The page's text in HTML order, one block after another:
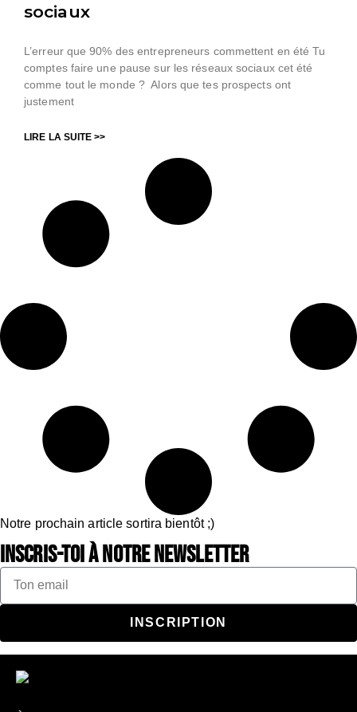
sociaux
L’erreur que 90% des entrepreneurs commettent en été Tu
comptes faire une pause sur les réseaux sociaux cet été
comme tout le monde ? Alors que tes prospects ont
justement
LIRE LA SUITE >>
Notre prochain article sortira bientôt ;)
Inscris-toi à notre newsletter
INSCRIPTION